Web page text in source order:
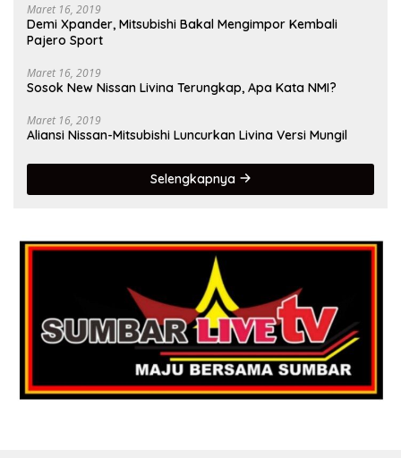
Maret 16, 2019
Demi Xpander, Mitsubishi Bakal Mengimpor Kembali
Pajero Sport
Maret 16, 2019
Sosok New Nissan Livina Terungkap, Apa Kata NMI?
Maret 16, 2019
Aliansi Nissan-Mitsubishi Luncurkan Livina Versi Mungil
Selengkapnya